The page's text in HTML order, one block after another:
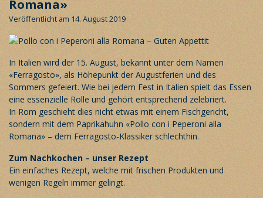
Romana»
Veröffentlicht am 14. August 2019
In Italien wird der 15. August, bekannt unter dem Namen
«Ferragosto», als Höhepunkt der Augustferien und des
Sommers gefeiert. Wie bei jedem Fest in Italien spielt das Essen
eine essenzielle Rolle und gehört entsprechend zelebriert.
In Rom geschieht dies nicht etwas mit einem Fischgericht,
sondern mit dem Paprikahuhn «Pollo con i Peperoni alla
Romana» – dem Ferragosto-Klassiker schlechthin.
Zum Nachkochen – unser Rezept
Ein einfaches Rezept, welche mit frischen Produkten und
wenigen Regeln immer gelingt.